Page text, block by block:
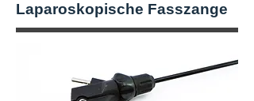
Laparoskopische Fasszange